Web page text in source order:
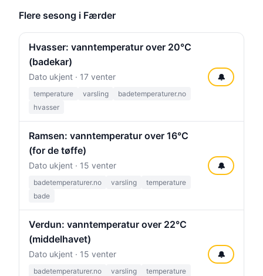
Flere sesong i Færder
Hvasser: vanntemperatur over 20°C
(badekar)
Dato ukjent · 17 venter
temperature varsling
badetemperaturer.no
hvasser
🔔
Ramsen: vanntemperatur over 16°C
(for de tøffe)
Dato ukjent · 15 venter
badetemperaturer.no varsling
temperature
bade
🔔
Verdun: vanntemperatur over 22°C
(middelhavet)
Dato ukjent · 15 venter
badetemperaturer.no varsling
temperature
🔔